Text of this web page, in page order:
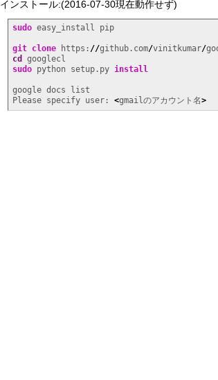
インストール:(2016-07-30現在動作せず)
sudo easy_install pip
git clone https: //github.com/vinitkumar/
cd
sudo python setup.py install
google docs list
Please specify user: <gmailのアカウント名>